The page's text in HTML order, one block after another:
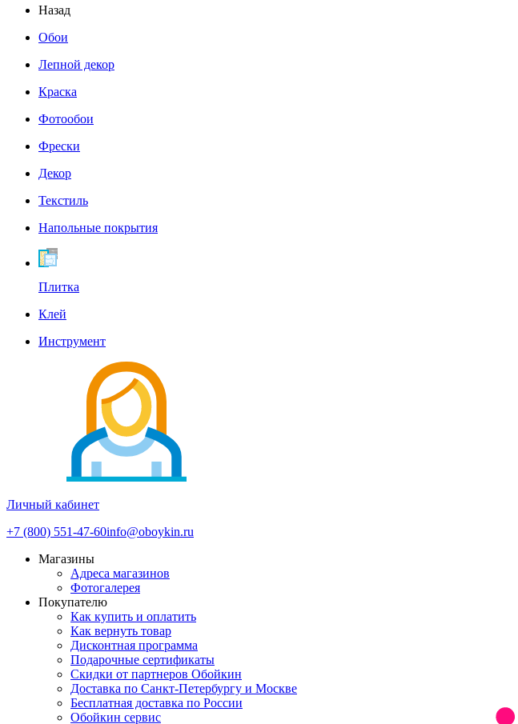
Назад
Обои
Лепной декор
Краска
Фотообои
Фрески
Декор
Текстиль
Напольные покрытия
Плитка
Клей
Инструмент
Личный кабинет
+7 (800) 551-47-60info@oboykin.ru
Магазины
Адреса магазинов
Фотогалерея
Покупателю
Как купить и оплатить
Как вернуть товар
Дисконтная программа
Подарочные сертификаты
Скидки от партнеров Обойкин
Доставка по Санкт-Петербургу и Москве
Бесплатная доставка по России
Обойкин сервис